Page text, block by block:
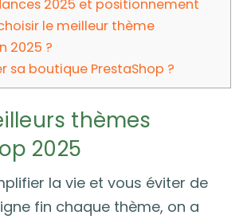
2025 et positionnement
le meilleur thème
2025 ?
sa boutique PrestaShop ?
thèmes
2025
la vie et vous éviter de
fin chaque thème, on a